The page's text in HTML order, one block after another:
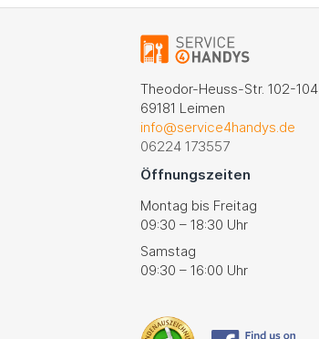
Theodor-Heuss-Str. 102-104
69181 Leimen
info@service4handys.de
06224 173557
Öffnungszeiten
Montag bis Freitag
09:30 – 18:30 Uhr
Samstag
09:30 – 16:00 Uhr